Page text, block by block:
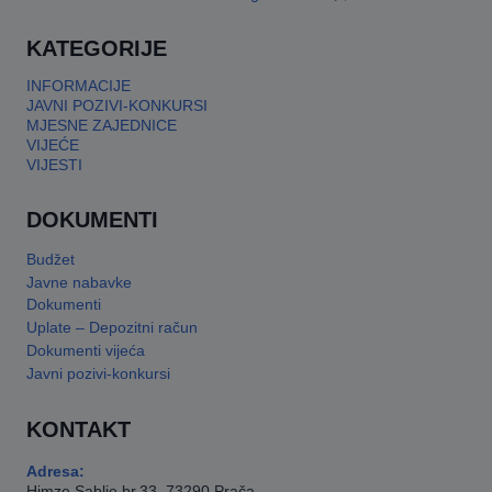
KATEGORIJE
INFORMACIJE
JAVNI POZIVI-KONKURSI
MJESNE ZAJEDNICE
VIJEĆE
VIJESTI
DOKUMENTI
Budžet
Javne nabavke
Dokumenti
Uplate – Depozitni račun
Dokumenti vijeća
Javni pozivi-konkursi
KONTAKT
Adresa: